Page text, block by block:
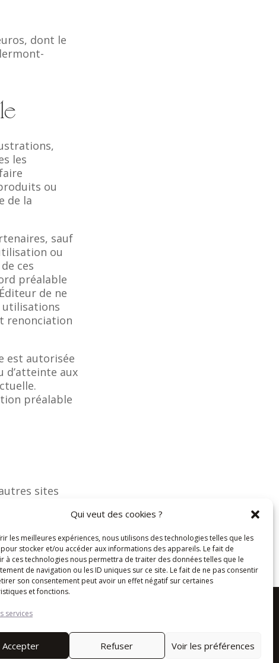
Qui veut des cookies ?
les meilleures expériences, nous utilisons des technologies telles que les
stocker et/ou accéder aux informations des appareils. Le fait de
à ces technologies nous permettra de traiter des données telles que le
de navigation ou les ID uniques sur ce site. Le fait de ne pas consentir
son consentement peut avoir un effet négatif sur certaines
et fonctions.
services
Accepter Refuser Voir les préférences
dont le
les
ou
de la
sauf
ou
ces
préalable
de ne
utilisations
renonciation
est autorisée
aux
préalable
sites
pourra
où lesdits
 